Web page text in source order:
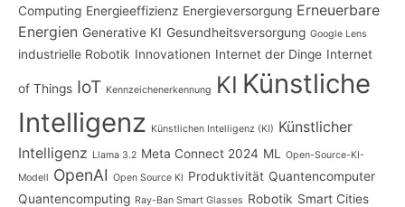
Computing Energieeffizienz Energieversorgung Erneuerbare
Energien Generative KI Gesundheitsversorgung Google Lens
industrielle Robotik Innovationen Internet der Dinge Internet
of Things IoT Kennzeichenerkennung KI Künstliche
Intelligenz Künstlichen Intelligenz (KI) Künstlicher
Intelligenz Llama 3.2 Meta Connect 2024 ML
Open-Source-KI-
Modell OpenAI Open Source KI Produktivität Quantencomputer
Quantencomputing Ray-Ban Smart Glasses Robotik Smart Cities